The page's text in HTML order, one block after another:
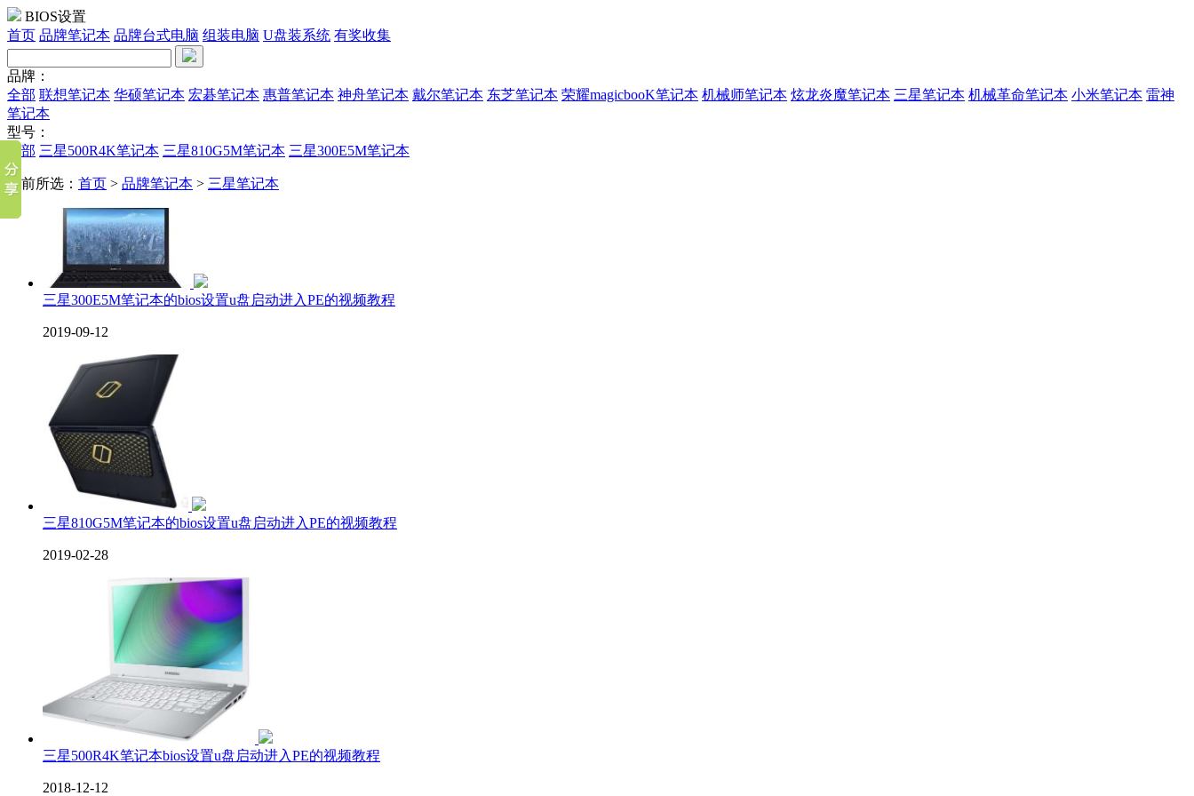
BIOS设置
首页 品牌笔记本 品牌台式电脑 组装电脑 U盘装系统 有奖收集
品牌：
全部 联想笔记本 华硕笔记本 宏碁笔记本 惠普笔记本 神舟笔记本 戴尔笔记本 东芝笔记本 荣耀magicbooK笔记本 机械师笔记本 炫龙炎魔笔记本 三星笔记本 机械革命笔记本 小米笔记本 雷神
笔记本
型号：
全部 三星500R4K笔记本 三星810G5M笔记本 三星300E5M笔记本
当前所选： 首页 > 品牌笔记本 > 三星笔记本
三星300E5M笔记本的bios设置u盘启动进入PE的视频教程
2019-09-12
三星810G5M笔记本的bios设置u盘启动进入PE的视频教程
2019-02-28
三星500R4K笔记本bios设置u盘启动进入PE的视频教程
2018-12-12